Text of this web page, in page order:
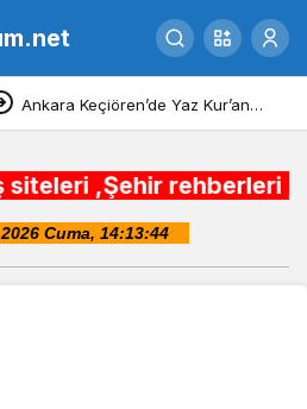
Ankara Keçiören’de Yaz Kur’an
,Şehir
0